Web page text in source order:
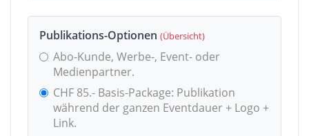
Publikations-Optionen (Übersicht)
Abo-Kunde, Werbe-, Event- oder
Medienpartner.
CHF 85.- Basis-Package: Publikation
während der ganzen Eventdauer + Logo +
Link.